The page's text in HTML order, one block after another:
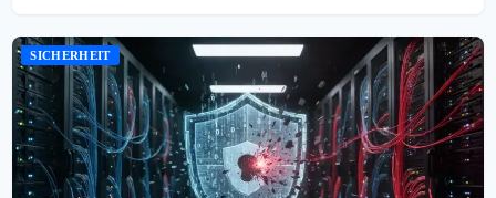
SICHERHEIT